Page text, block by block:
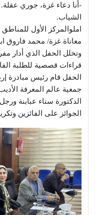
-أنا دعاء غزة، جوري
الشياب.
املوالمركز الأول
معاناة غزة/ محمد فاروق
وتخلل الحفل الذي أدار
قراءات قصصية للطلبة
الحفل قام رئيس مبادرة
جمعية عالم المعرفة
الدكتورة سناء عبابنة
الجوائز على الفائزين